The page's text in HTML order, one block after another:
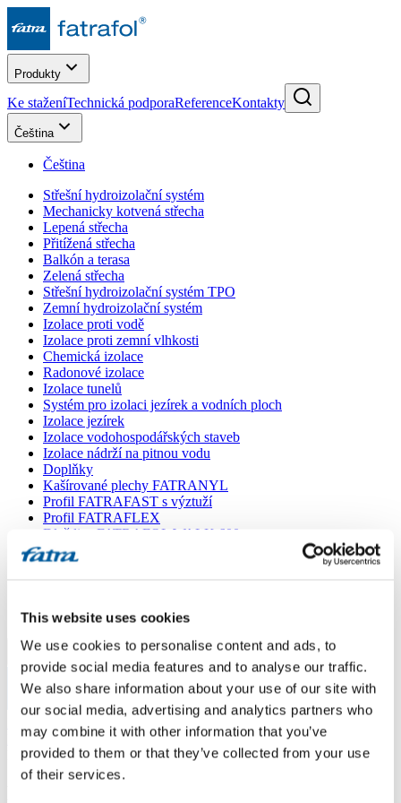
This website uses cookies
We use cookies to personalise content and ads, to
provide social media features and to analyse our traffic.
We also share information about your use of our site with
our social media, advertising and analytics partners who
may combine it with other information that you’ve
provided to them or that they’ve collected from your use
of their services.
Produkty
Ke staženíTechnická podporaReferenceKontakty
Čeština
Čeština
Střešní hydroizolační systém
Mechanicky kotvená střecha
Lepená střecha
Přitížená střecha
Balkón a terasa
Zelená střecha
Střešní hydroizolační systém TPO
Zemní hydroizolační systém
Izolace proti vodě
Izolace proti zemní vlhkosti
Chemická izolace
Radonové izolace
Izolace tunelů
Systém pro izolaci jezírek a vodních ploch
Izolace jezírek
Izolace vodohospodářských staveb
Izolace nádrží na pitnou vodu
Doplňky
Kašírované plechy FATRANYL
Profil FATRAFAST s výztuží
Profil FATRAFLEX
Dlaždice FATRAFOL WALK 600
Parozábrana a tepelná izolace
Ochranná geotextilie
VŠECHNY PRODUKTY
Menu
Poradna/
Dotaz 379